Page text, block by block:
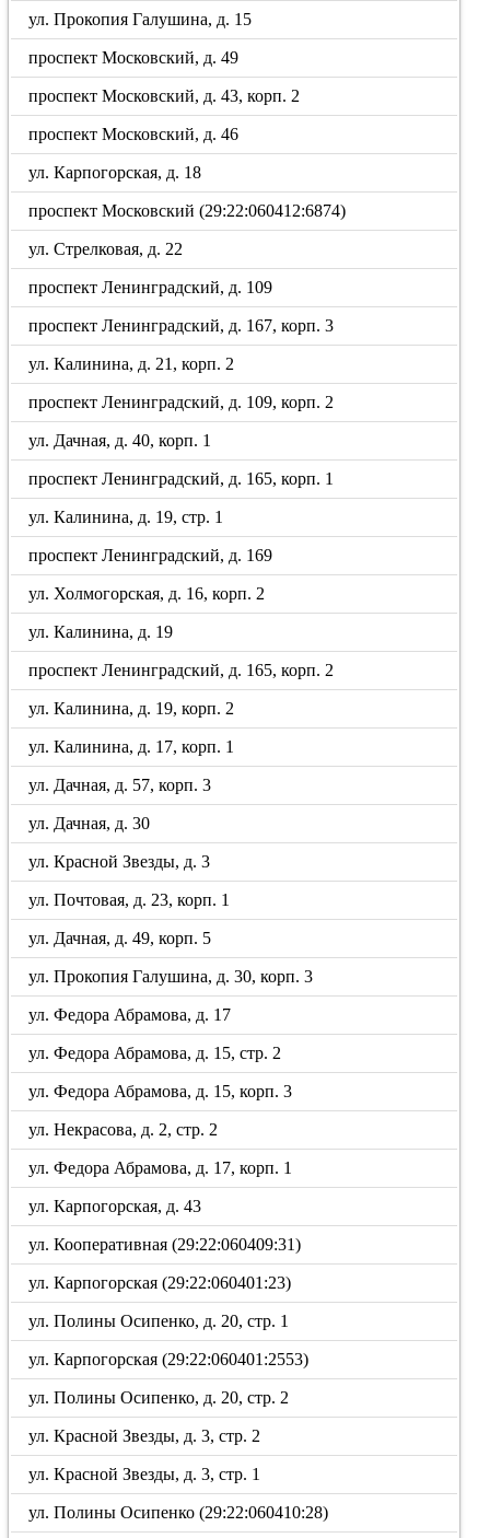
ул. Прокопия Галушина, д. 15
проспект Московский, д. 49
проспект Московский, д. 43, корп. 2
проспект Московский, д. 46
ул. Карпогорская, д. 18
проспект Московский (29:22:060412:6874)
ул. Стрелковая, д. 22
проспект Ленинградский, д. 109
проспект Ленинградский, д. 167, корп. 3
ул. Калинина, д. 21, корп. 2
проспект Ленинградский, д. 109, корп. 2
ул. Дачная, д. 40, корп. 1
проспект Ленинградский, д. 165, корп. 1
ул. Калинина, д. 19, стр. 1
проспект Ленинградский, д. 169
ул. Холмогорская, д. 16, корп. 2
ул. Калинина, д. 19
проспект Ленинградский, д. 165, корп. 2
ул. Калинина, д. 19, корп. 2
ул. Калинина, д. 17, корп. 1
ул. Дачная, д. 57, корп. 3
ул. Дачная, д. 30
ул. Красной Звезды, д. 3
ул. Почтовая, д. 23, корп. 1
ул. Дачная, д. 49, корп. 5
ул. Прокопия Галушина, д. 30, корп. 3
ул. Федора Абрамова, д. 17
ул. Федора Абрамова, д. 15, стр. 2
ул. Федора Абрамова, д. 15, корп. 3
ул. Некрасова, д. 2, стр. 2
ул. Федора Абрамова, д. 17, корп. 1
ул. Карпогорская, д. 43
ул. Кооперативная (29:22:060409:31)
ул. Карпогорская (29:22:060401:23)
ул. Полины Осипенко, д. 20, стр. 1
ул. Карпогорская (29:22:060401:2553)
ул. Полины Осипенко, д. 20, стр. 2
ул. Красной Звезды, д. 3, стр. 2
ул. Красной Звезды, д. 3, стр. 1
ул. Полины Осипенко (29:22:060410:28)